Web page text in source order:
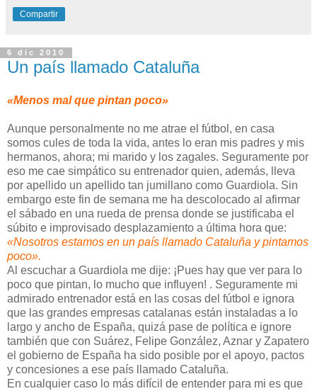
Compartir
6 dic 2010
Un país llamado Cataluña
«Menos mal que pintan poco»
Aunque personalmente no me atrae el fútbol, en casa
somos cules de toda la vida, antes lo eran mis padres y mis
hermanos, ahora; mi marido y los zagales. Seguramente por
eso me cae simpático su entrenador quien, además, lleva
por apellido un apellido tan jumillano como Guardiola. Sin
embargo este fin de semana me ha descolocado al afirmar
el sábado en una rueda de prensa donde se justificaba el
súbito e improvisado desplazamiento a última hora que:
«Nosotros estamos en un país llamado Cataluña y pintamos
poco».
Al escuchar a Guardiola me dije: ¡Pues hay que ver para lo
poco que pintan, lo mucho que influyen! . Seguramente mi
admirado entrenador está en las cosas del fútbol e ignora
que las grandes empresas catalanas están instaladas a lo
largo y ancho de España, quizá pase de política e ignore
también que con Suárez, Felipe González, Aznar y Zapatero
el gobierno de España ha sido posible por el apoyo, pactos
y concesiones a ese país llamado Cataluña.
En cualquier caso lo más difícil de entender para mi es que